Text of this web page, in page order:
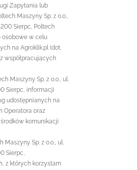
Zapytania lub
Maszyny Sp. z o.o.,
Sierpc, Poltech
osobowe w celu
na Agroklik.pl (dot.
współpracujących
Maszyny Sp. z o.o., ul.
Sierpc, informacji
udostępnianych na
Operatora oraz
komunikacji
Sp. z o.o., ul.
Sierpc,
z których korzystam